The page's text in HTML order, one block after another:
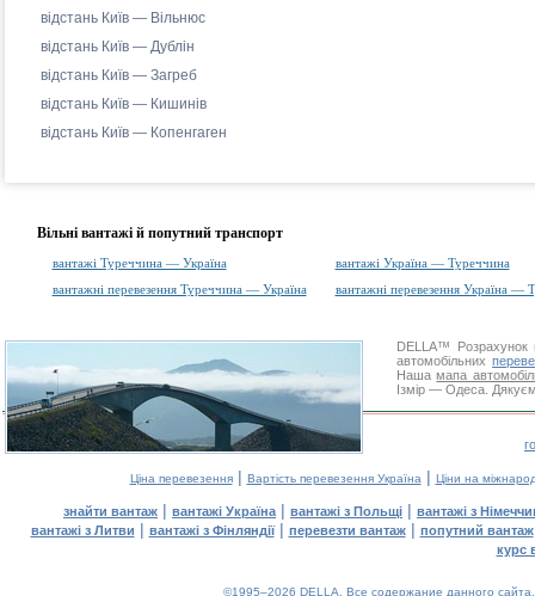
відстань Київ — Вільнюс
відстань Київ — Дублін
відстань Київ — Загреб
відстань Київ — Кишинів
відстань Київ — Копенгаген
Вільні вантажі й попутний транспорт
вантажі Туреччина — Україна
вантажі Україна — Туреччина
вантажні перевезення Туреччина — Україна
вантажні перевезення Україна —
DELLA™
Розрахунок
автомобільних
Нашамапа
Ізмір — Одеса.
Ціна перевезення| Вартість перевезення Україна | Ціни на
знайти вантаж | вантажі Україна | вантажі з Польщі | вантажі з
вантажі з Литви | вантажі з Фінляндії| перевезти вантаж| попутний вантаж
курс
©1995–2026 DELLA. Все содержание данного